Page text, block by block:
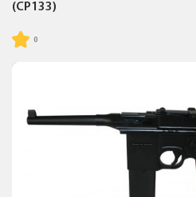
(CP133)